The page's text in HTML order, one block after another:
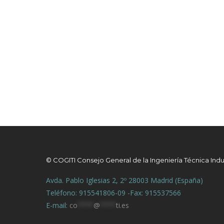
© COGITI Consejo General de la Ingeniería Técnica
Avda. Pablo Iglesias 2, 2º 28003 Madrid (España)
Teléfono: 915541806-09 -Fax: 915537566
E-mail: co @ ti.es